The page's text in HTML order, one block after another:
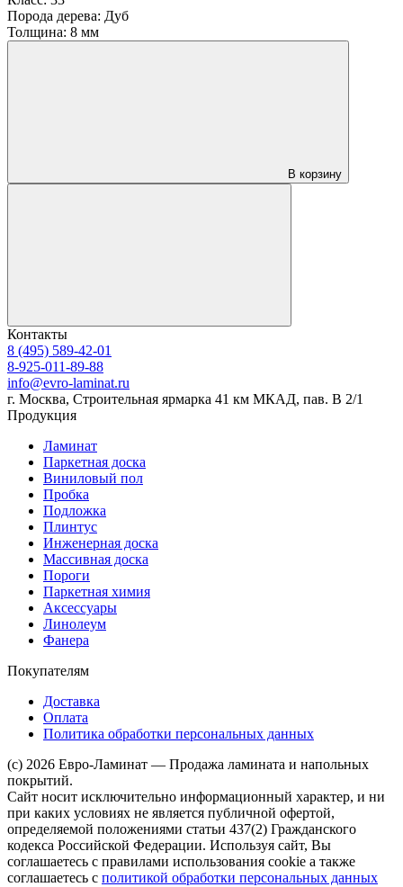
Порода дерева: Дуб
Толщина: 8 мм
В корзину
Контакты
8 (495) 589-42-01
8-925-011-89-88
info@evro-laminat.ru
г. Москва, Строительная ярмарка 41 км МКАД, пав. В 2/1
Продукция
Ламинат
Паркетная доска
Виниловый пол
Пробка
Подложка
Плинтус
Инженерная доска
Массивная доска
Пороги
Паркетная химия
Аксессуары
Линолеум
Фанера
Покупателям
Доставка
Оплата
Политика обработки персональных данных
(c) 2026 Евро-Ламинат — Продажа ламината и напольных
покрытий.
Сайт носит исключительно информационный характер, и ни
при каких условиях не является публичной офертой,
определяемой положениями статьи 437(2) Гражданского
кодекса Российской Федерации. Используя сайт, Вы
соглашаетесь с правилами использования cookie а также
соглашаетесь с политикой обработки персональных данных